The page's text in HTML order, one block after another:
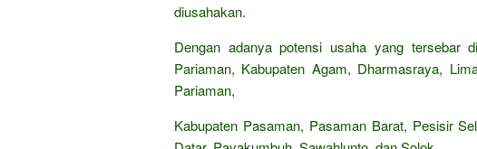
diusahakan.
Dengan adanya potensi usaha yang tersebar
Pariaman, Kabupaten Agam, Dharmasraya,
Pariaman,
Kabupaten Pasaman, Pasaman Barat, Pesisir